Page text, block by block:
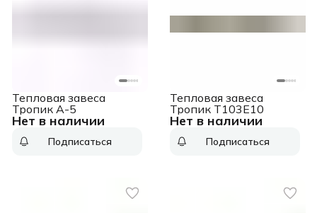
Нет в наличии
Тепловая завеса
Тропик А-5
Подписаться
Нет в наличии
Тепловая завеса
Тропик Т103Е10
Подписаться